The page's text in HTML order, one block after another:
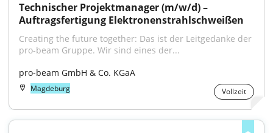
Technischer Projektmanager (m/w/d) –
Auftragsfertigung Elektronenstrahlschweißen
Creating the future together: Das ist der Leitgedanke der
pro-beam Gruppe. Wir sind eines der...
pro-beam GmbH & Co. KGaA
Magdeburg Vollzeit